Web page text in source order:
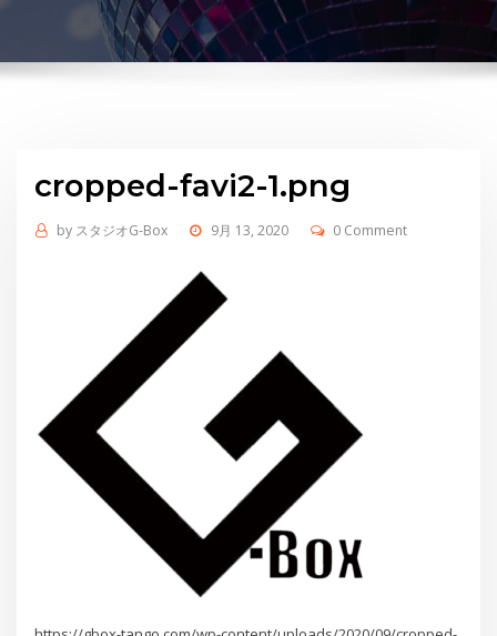
cropped-favi2-1.png
by スタジオG-Box 9月 13, 2020 0 Comment